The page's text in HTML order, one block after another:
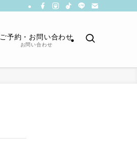
ご予約・お問い合わせ
お問い合わせ